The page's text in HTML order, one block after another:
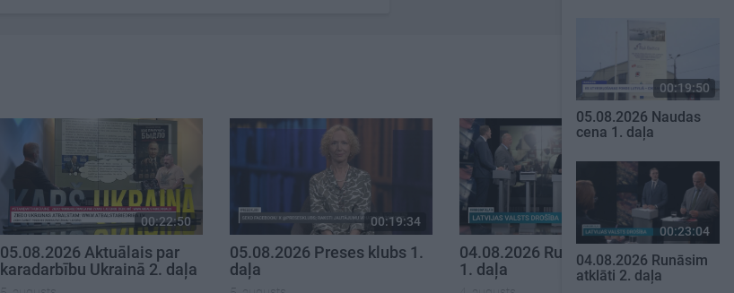
00:22:50
05.08.2026 Aktuālais par
karadarbību Ukrainā 2. daļa
00:19:34
05.08.2026 Preses klubs 1.
daļa
00:19:37
04.08.2026 Runāsim atklāti
1. daļa
00:19:50
05.08.2026 Naudas
cena 1. daļa
00:23:04
04.08.2026 Runāsim
atklāti 2. daļa